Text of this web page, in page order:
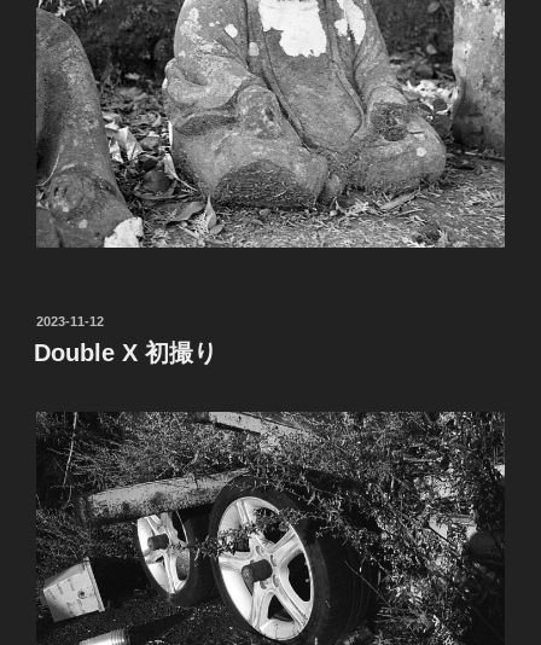
投
稿
日:
2023-11-12
Double X 初撮り